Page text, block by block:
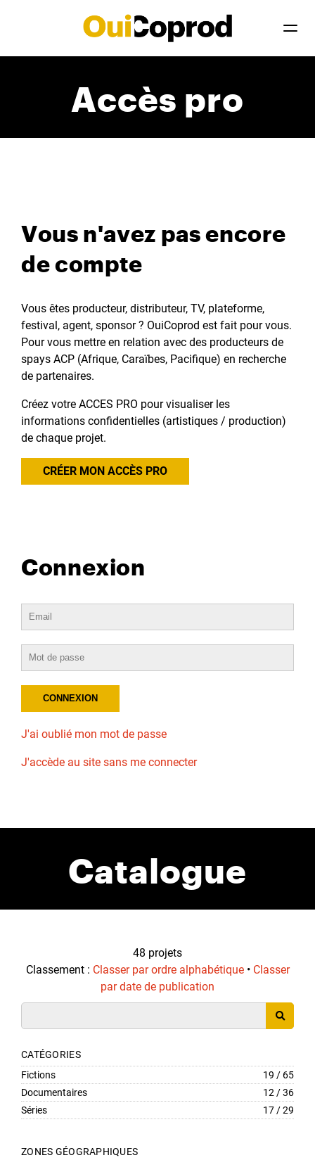
Accès pro
Vous n'avez pas encore
de compte
Vous êtes producteur, distributeur, TV, plateforme,
festival, agent, sponsor ? OuiCoprod est fait pour vous.
Pour vous mettre en relation avec des producteurs de
spays ACP (Afrique, Caraïbes, Pacifique) en recherche
de partenaires.
Créez votre ACCES PRO pour visualiser les
informations confidentielles (artistiques / production)
de chaque projet.
CRÉER MON ACCÈS PRO
Connexion
J'ai oublié mon mot de passe
J'accède au site sans me connecter
Catalogue
48 projets
Classement : Classer par ordre alphabétique• Classer
par date de publication
CATÉGORIES
Fictions
19 / 65
Documentaires
12 / 36
Séries
17 / 29
ZONES GÉOGRAPHIQUES